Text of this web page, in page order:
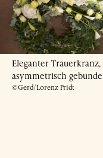
Eleganter Trauerkranz,
asymmetrisch
©Gerd/Lorenz Pridt